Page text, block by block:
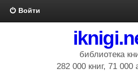
Войти
библиотека
282 000 книг, 71 000